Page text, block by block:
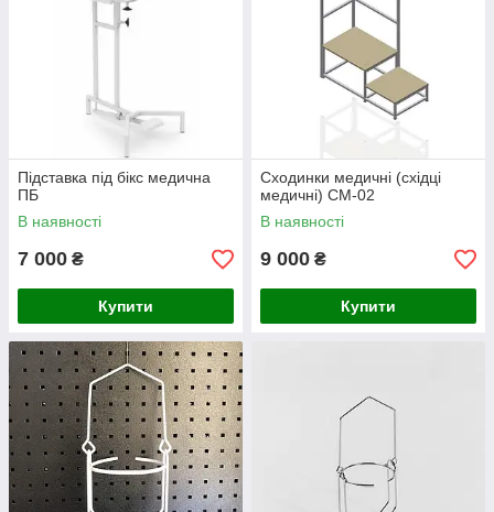
Підставка під бікс медична
ПБ
В наявності
7 000 ₴
Купити
Сходинки медичні (східці
медичні) СМ-02
В наявності
9 000 ₴
Купити